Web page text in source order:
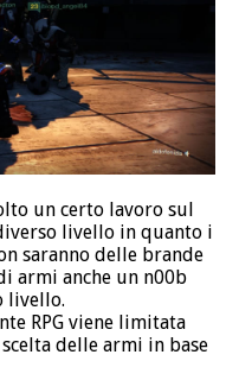
un certo lavoro sul
livello in quanto i
saranno delle brande
armi anche un n00b
livello.
RPG viene limitata
delle armi in base